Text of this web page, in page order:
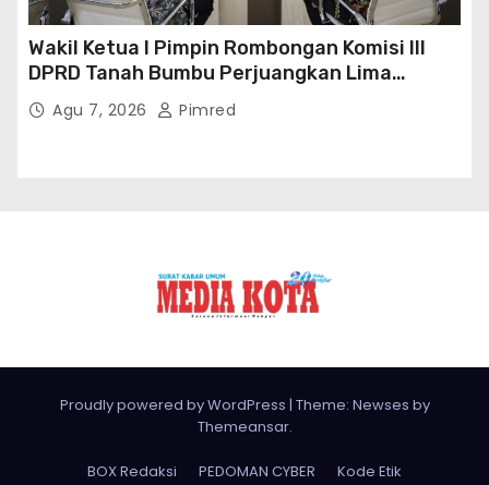
Wakil Ketua I Pimpin Rombongan Komisi III
DPRD Tanah Bumbu Perjuangkan Lima
Infrastruktur Strategis
Agu 7, 2026 Pimred
Proudly powered by WordPress | Theme: Newses by
Themeansar.
BOX Redaksi PEDOMAN CYBER Kode Etik